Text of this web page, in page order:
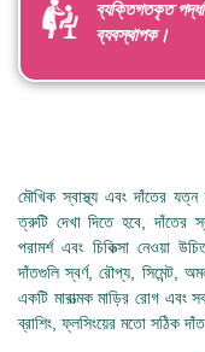
ব্যক্তিগতকৃত
ব্যবস্থাপক।
মৌখিক স্বাস্থ্য এবং দাঁতের
ত্রুটি দেখা দিতে হবে, দাঁতের
পরামর্শ এবং চিকিত্সা নেওয়া
দাঁতগুলি স্বর্ণ, রৌপ্য, সিমেন্ট,
একটি মারাত্মক মাড়ির রোগ এবং
ব্রাশিং, ফ্লসিংয়ের মতো সঠিক